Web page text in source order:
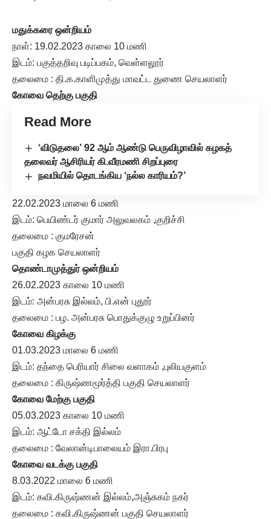
மதுக்கரை ஒன்றியம்
நாள்: 19.02.2023 காலை 10 மணி
இடம்: பகுத்தறிவு படிப்பகம், வெள்ளலூர்
தலைமை : தி.க.காளிமுத்து மாவட்ட துணை செயலாளர்
கோவை தெற்கு பகுதி
Read More
‘விடுதலை’ 92 ஆம் ஆண்டு பெருவிழாவில் கழகத்
தலைவர் ஆசிரியர் கி.வீரமணி சிறப்புரை
நவமியில் தொடங்கிய ‘நல்ல காரியம்?’
22.02.2023 மாலை 6 மணி
இடம்: பெயிண்டர் குமார் அலுவலகம் ,குறிச்சி
தலைமை : குமரேசன்
பகுதி கழக செயலாளர்
தொண்டாமுத்துர் ஒன்றியம்
26.02.2023 காலை 10 மணி
இடம்: அன்பரசு இல்லம், பி.என் புதூர்
தலைமை : பழ. அன்பரசு பொதுக்குழு உறுப்பினர்
கோவை கிழக்கு
01.03.2023 மாலை 6 மணி
இடம்: தந்தை பெரியார் சிலை வளாகம் ,புலியகுளம்
தலைமை : கிருஷ்ணமூர்த்தி பகுதி செயலாளர்
கோவை மேற்கு பகுதி
05.03.2023 காலை 10 மணி
இடம்: ஆட்டோ சக்தி இல்லம்
தலைமை : வேலான்டிபாலையம் இரா.பிரபு
கோவை வடக்கு பகுதி
8.03.2022 மாலை 6 மணி
இடம்: கவி.கிருஷ்ணன் இல்லம்,அஞ்சுகம் நகர்
தலைமை : கவி.கிருஷ்ணன் பகுதி செயலாளர்